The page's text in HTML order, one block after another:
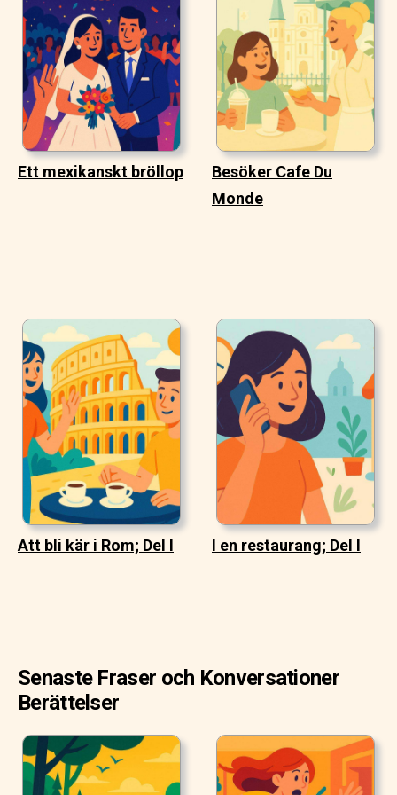
Ett mexikanskt bröllop
Besöker Cafe Du
Monde
Att bli kär i Rom; Del I I en restaurang; Del I
Senaste Fraser och Konversationer
Berättelser